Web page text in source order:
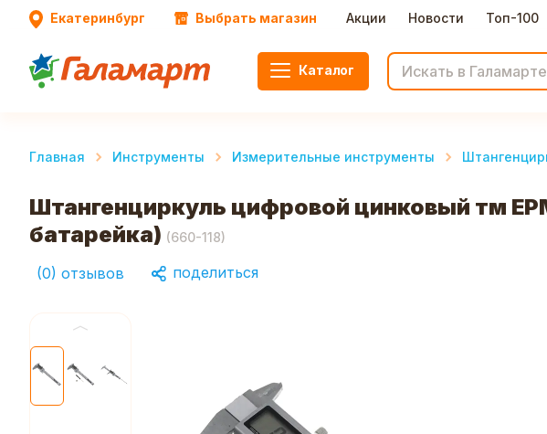
Екатеринбург Выбрать магазин Акции Новости Топ-100
Каталог
Главная Инструменты Измерительные инструменты
Штангенциркуль цифровой цинковый тм
батарейка) (660-118)
(0) отзывов поделиться